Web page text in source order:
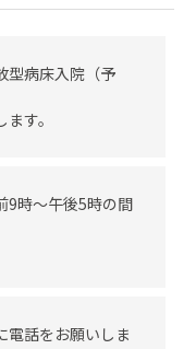
型病床入院（予
す。
9時～午後5時の間
電話をお願いしま